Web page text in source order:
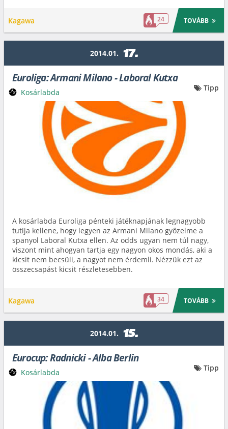
Kagawa 24 TOVÁBB
2014.01. 17.
Euroliga: Armani Milano - Laboral Kutxa
A kosárlabda Euroliga pénteki játéknapjának legnagyobb
tutija kellene, hogy legyen az Armani Milano győzelme a
spanyol Laboral Kutxa ellen. Az odds ugyan nem túl nagy,
viszont mint ahogyan tartja egy nagyon okos mondás, aki a
kicsit nem becsüli, a nagyot nem érdemli. Nézzük ezt az
összecsapást kicsit részletesebben.
Kagawa 34 TOVÁBB
Kosárlabda Tipp
2014.01. 15.
Eurocup: Radnicki - Alba Berlin
Kosárlabda Tipp